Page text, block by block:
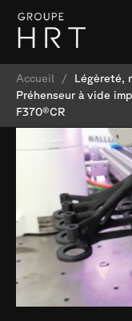
Accueil /
Légèreté,
Préhenseur à vide
F370®CR